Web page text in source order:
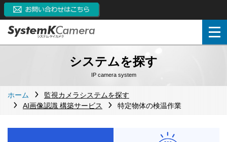
システムを探す
IP camera system
ホーム
監視カメラシステムを探す
AI画像認識 構築サービス
特定物体の検温作業